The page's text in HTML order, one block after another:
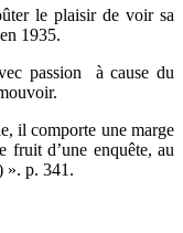
le plaisir de voir sa
1935.
passion à cause du
il comporte une marge
fruit d’une enquête, au
». p. 341.